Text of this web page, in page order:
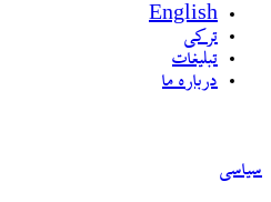
English
ترکی
تبلیغات
درباره ما
سیاسی